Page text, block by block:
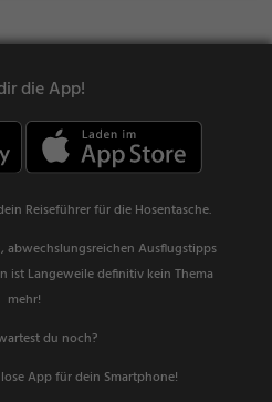
die App!
Reiseführer für die Hosentasche.
Ausflugstipps
ist Langeweile definitiv kein Thema
mehr!
du noch?
App für dein Smartphone!